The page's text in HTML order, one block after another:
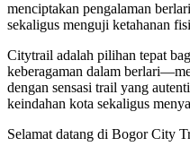
menciptakan pengalaman
sekaligus menguji ketahanan
Citytrail adalah pilihan tepat
keberagaman dalam
dengan sensasi trail yang
keindahan kota sekaligus
Selamat datang di Bogor City